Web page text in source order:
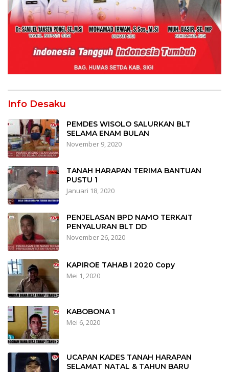
Info Desaku
PEMDES WISOLO SALURKAN BLT
SELAMA ENAM BULAN
November 9, 2020
TANAH HARAPAN TERIMA BANTUAN
PUSTU 1
Januari 18, 2020
PENJELASAN BPD NAMO TERKAIT
PENYALURAN BLT DD
November 26, 2020
KAPIROE TAHAB I 2020 Copy
Mei 1, 2020
KABOBONA 1
Mei 6, 2020
UCAPAN KADES TANAH HARAPAN
SELAMAT NATAL & TAHUN BARU